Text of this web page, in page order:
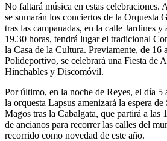
No faltará música en estas celebraciones.
se sumarán los conciertos de la Orquesta
tras las campanadas, en la calle Jardines
19.30 horas, tendrá lugar el tradicional
la Casa de la Cultura. Previamente, de 16
Polideportivo, se celebrará una Fiesta de
Hinchables y Discomóvil.
Por último, en la noche de Reyes, el día 5
la orquesta Lapsus amenizará la espera
Magos tras la Cabalgata, que partirá a las
de ancianos para recorrer las calles del
recorrido como novedad de este año.